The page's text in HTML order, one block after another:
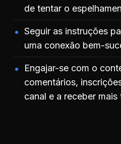
de tentar o
Seguir as instruções
uma conexão bem-
Engajar-se com o
comentários,
canal e a receber mais